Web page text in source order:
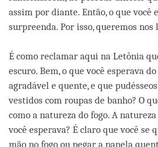
assim por diante. Então, o que você
surpreenda. Por isso, queremos
É como reclamar aqui na Letônia
escuro. Bem, o que você esperava
agradável e quente, e que
vestidos com roupas de banho? O
como a natureza do fogo. A
você esperava? É claro que você se
mão no fogo ou pegar a panela